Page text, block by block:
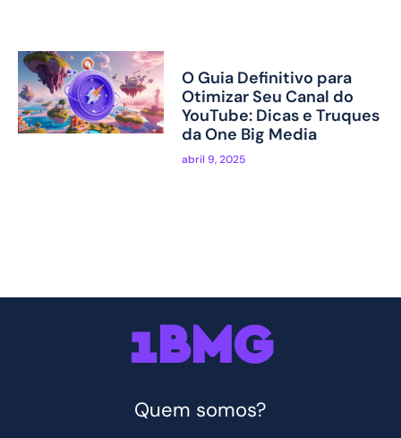
O Guia Definitivo para
Otimizar Seu Canal do
YouTube: Dicas e Truques
da One Big Media
abril 9, 2025
1BMG
Quem somos?